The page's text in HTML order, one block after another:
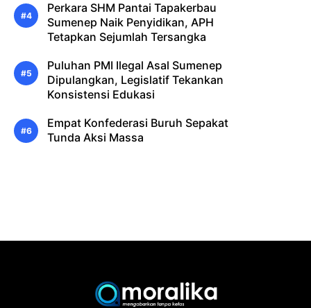
Perkara SHM Pantai Tapakerbau
Sumenep Naik Penyidikan, APH
Tetapkan Sejumlah Tersangka
Puluhan PMI Ilegal Asal Sumenep
Dipulangkan, Legislatif Tekankan
Konsistensi Edukasi
Empat Konfederasi Buruh Sepakat
Tunda Aksi Massa